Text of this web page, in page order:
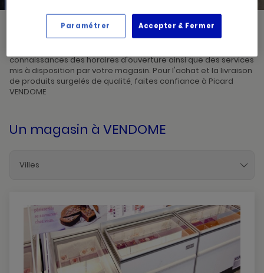
Picard, créateur de saveurs et commerçant de proximité, vous
connaissances des horaires d'ouverture ainsi que des services
mis à disposition par votre magasin. Pour l'achat et la livraison
de produits surgelés de qualité, faites confiance à Picard
VENDOME
Un magasin à VENDOME
Villes
Le-Controis-En-Sologne
Romorantin-Lanthenay
Vendome
Accepter & Fermer
Paramétrer